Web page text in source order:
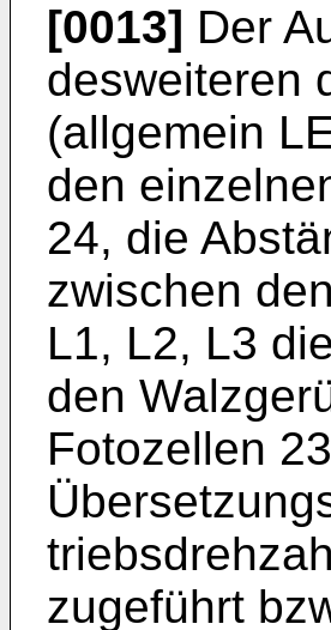
[0013] Der
desweiteren
(allgemein
den
24, die
zwischen
L1, L2, L3
den
Fotozellen
zugeführt